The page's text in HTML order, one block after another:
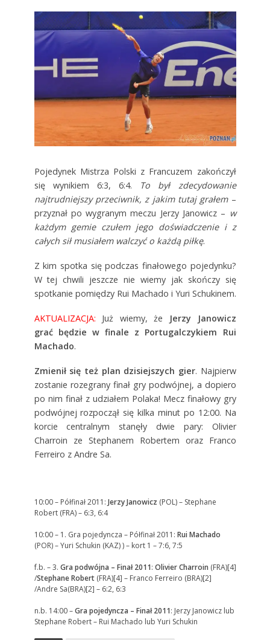
Pojedynek Mistrza Polski z Francuzem zakończył
się wynikiem 6:3, 6:4. To był zdecydowanie
najtrudniejszy przeciwnik, z jakim tutaj grałem–
przyznał po wygranym meczu Jerzy Janowicz – w
każdym gemie czułem jego doświadczenie i z
całych sił musiałem walczyć o każdą piłkę.
Z kim spotka się podczas finałowego pojedynku?
W tej chwili jeszcze nie wiemy jak skończy się
spotkanie pomiędzy Rui Machado i Yuri Schukinem.
AKTUALIZACJA: Już wiemy, że
Jerzy Janowicz
grać będzie w finale z Portugalczykiem Rui
Machado.
Zmienił się też plan dzisiejszych gier. Najpierw
zostanie rozegrany finał gry podwójnej, a dopiero
po nim finał z udziałem Polaka! Mecz finałowy gry
podwójnej rozpoczął się kilka minut po 12:00. Na
korcie centralnym stanęły dwie pary: Olivier
Charroin ze Stephanem Robertem oraz Franco
Ferreiro z Andre Sa.
10:00 – Półfinał 2011: Jerzy Janowicz (POL) – Stephane
Robert (FRA) – 6:3, 6:4
10:00 – 1. Gra pojedyncza – Półfinał 2011: Rui Machado
(POR) – Yuri Schukin (KAZ) ) – kort 1 – 7:6, 7:5
f.b. – 3. Gra podwójna – Finał 2011: Olivier Charroin (FRA)[4]
/Stephane Robert(FRA)[4] – Franco Ferreiro (BRA)[2]
/Andre Sa(BRA)[2] – 6:2, 6:3
n.b. 14:00 –Gra pojedyncza – Finał 2011: Jerzy Janowicz lub
Stephane Robert – Rui Machado lub Yuri Schukin